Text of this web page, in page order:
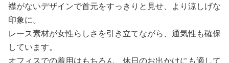
襟がないデザインで首元をすっきりと見せ、より涼しげな
印象に。
レース素材が女性らしさを引き立てながら、通気性も確保
しています。
オフィスでの着用はもちろん、休日のお出かけにも適して